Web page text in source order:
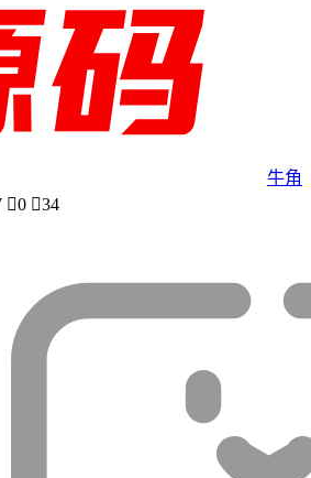
牛角
0 34